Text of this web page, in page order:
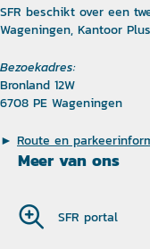
SFR beschikt over een
Wageningen, Kantoor
Bezoekadres:
Bronland 12W
6708 PE Wageningen
► Route en
Meer van ons
SFR portal